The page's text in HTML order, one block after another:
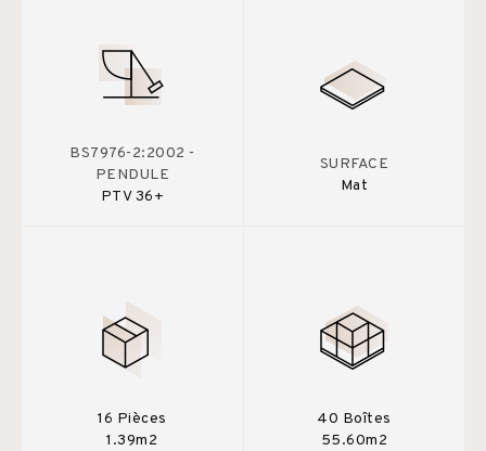
BS7976-2:2002 -
PENDULE
PTV 36+
SURFACE
Mat
16 Pièces
1.39m2
40 Boîtes
55.60m2